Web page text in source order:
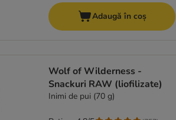
Adaugă în coș
Wolf of Wilderness -
Snackuri RAW (liofilizate)
Inimi de pui (70 g)